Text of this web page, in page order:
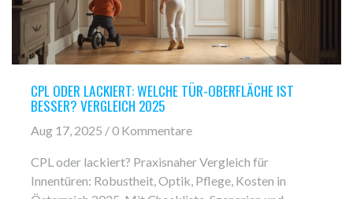
CPL ODER LACKIERT: WELCHE TÜR-OBERFLÄCHE IST
BESSER? VERGLEICH 2025
Aug 17, 2025 / 0 Kommentare
CPL oder lackiert? Praxisnaher Vergleich für
Innentüren: Robustheit, Optik, Pflege, Kosten in